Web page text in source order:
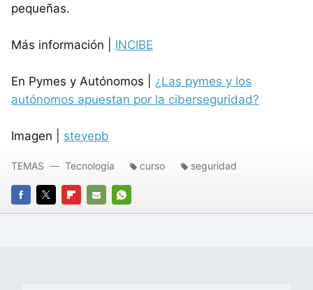
pequeñas.
Más información | INCIBE
En Pymes y Autónomos | ¿Las pymes y los
autónomos apuestan por la ciberseguridad?
Imagen | stevepb
FACEBOOK
TWITTERFLIPBOARD
E-
WHATSAPP
TEMAS Tecnología curso seguridad